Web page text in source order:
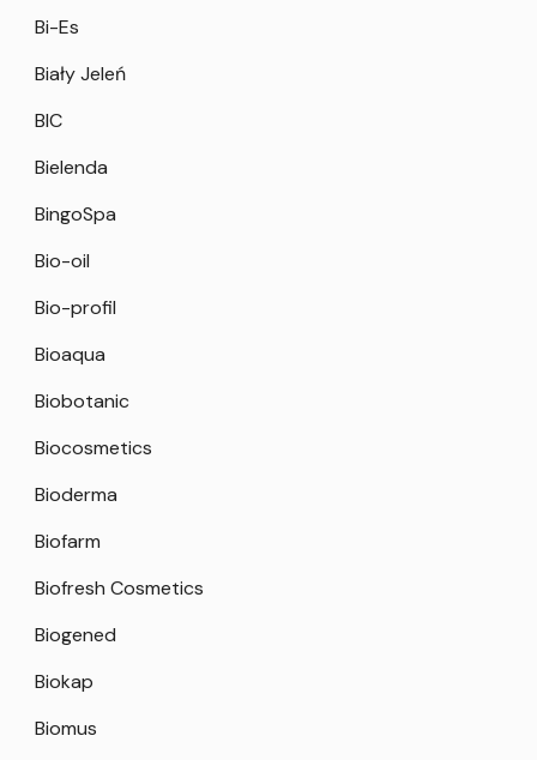
Bi-Es
Biały Jeleń
BIC
Bielenda
BingoSpa
Bio-oil
Bio-profil
Bioaqua
Biobotanic
Biocosmetics
Bioderma
Biofarm
Biofresh Cosmetics
Biogened
Biokap
Biomus